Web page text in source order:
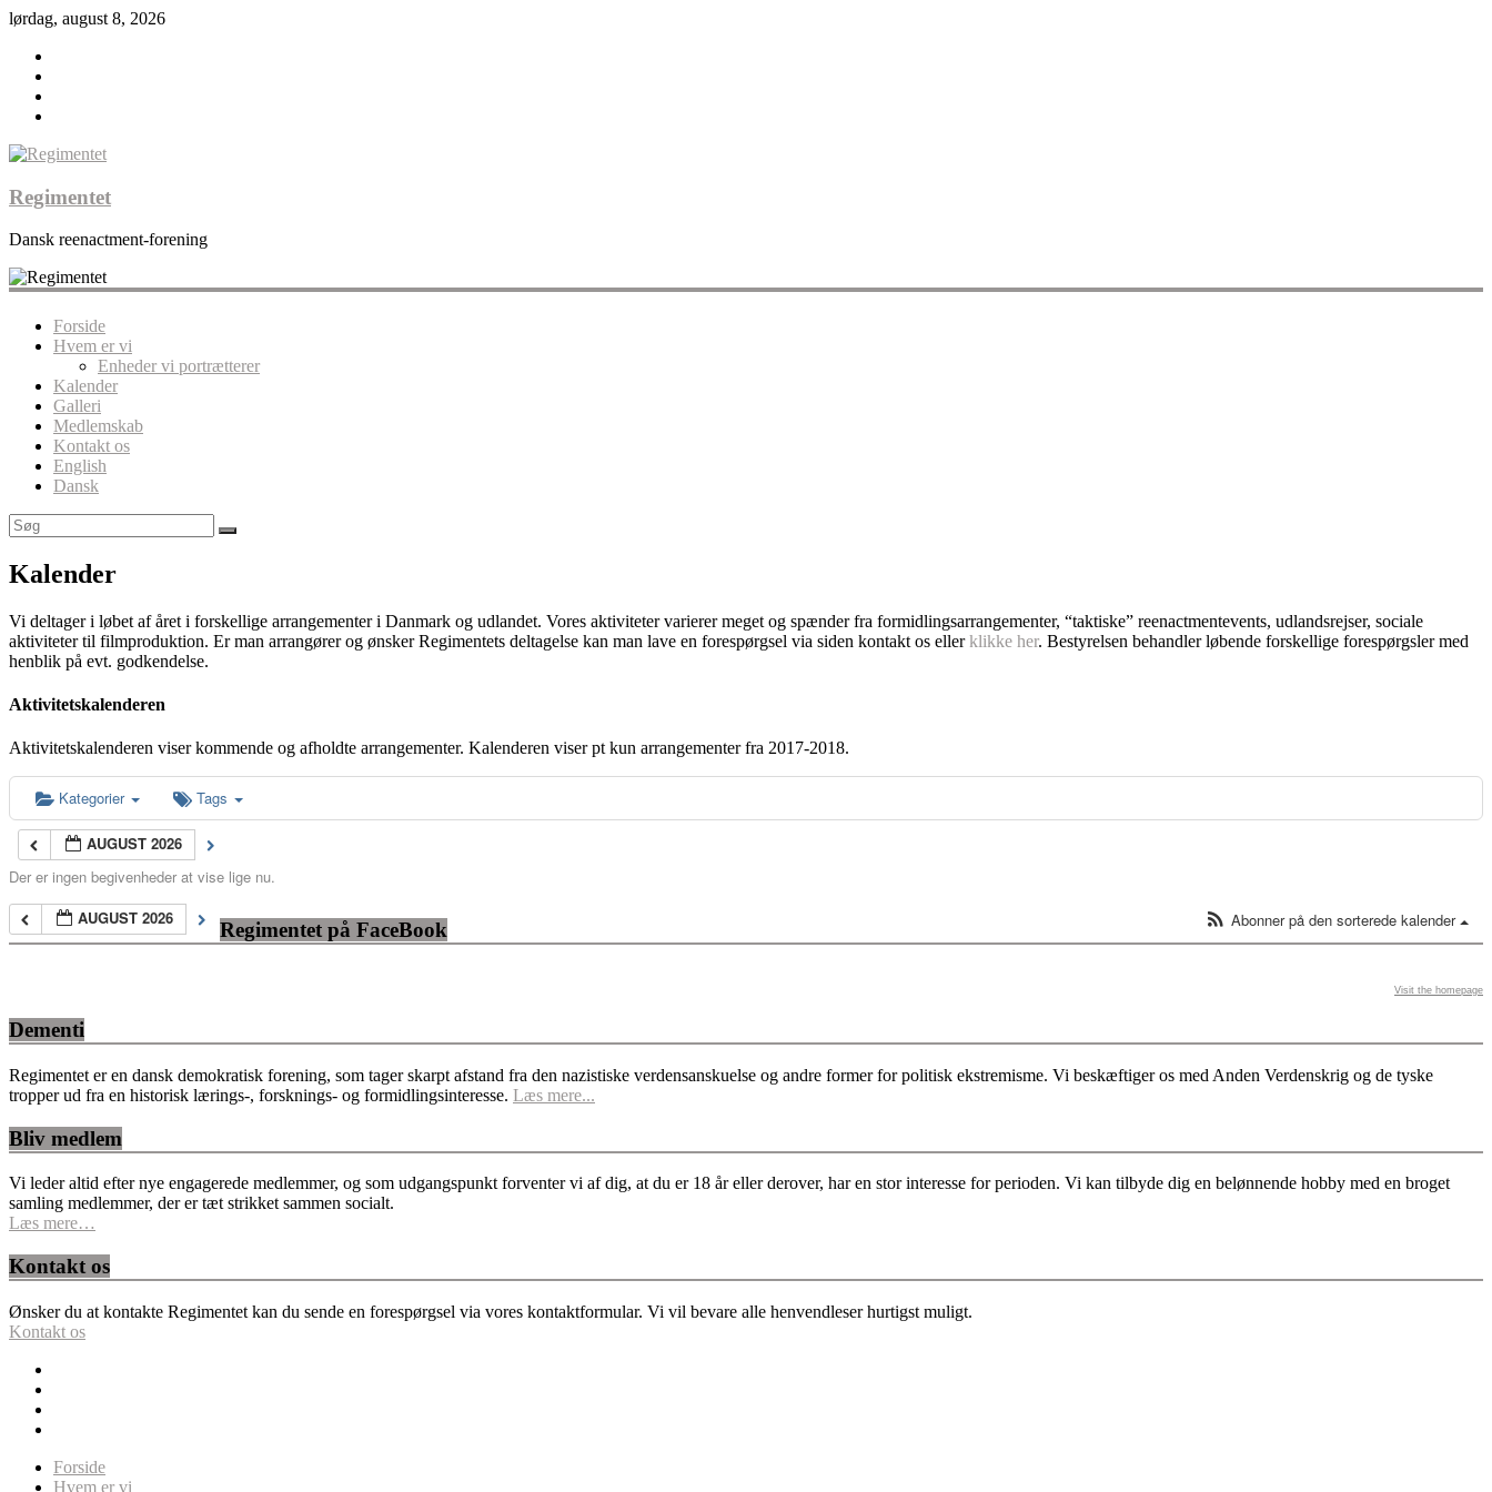
lørdag, august 8, 2026
Regimentet
Dansk reenactment-forening
Forside
Hvem er vi
Enheder vi portrætterer
Kalender
Galleri
Medlemskab
Kontakt os
English
Dansk
Kalender
Vi deltager i løbet af året i forskellige arrangementer i Danmark og udlandet. Vores aktiviteter varierer meget og spænder fra formidlingsarrangementer, “taktiske” reenactmentevents, udlandsrejser, sociale
aktiviteter til filmproduktion. Er man arrangører og ønsker Regimentets deltagelse kan man lave en forespørgsel via siden kontakt os ellerklikke her. Bestyrelsen behandler løbende forskellige forespørgsler med
henblik på evt. godkendelse.
Aktivitetskalenderen
Aktivitetskalenderen viser kommende og afholdte arrangementer. Kalenderen viser pt kun arrangementer fra 2017-2018.
Kategorier Tags
AUGUST 2026
Der er ingen begivenheder at vise lige nu.
AUGUST 2026
Abonner på den sorterede kalender
Regimentet på FaceBook
Visit the homepage
Dementi
Regimentet er en dansk demokratisk forening, som tager skarpt afstand fra den nazistiske verdensanskuelse og andre former for politisk ekstremisme. Vi beskæftiger os med Anden Verdenskrig og de tyske
tropper ud fra en historisk lærings-, forsknings- og formidlingsinteresse. Læs mere...
Bliv medlem
Vi leder altid efter nye engagerede medlemmer, og som udgangspunkt forventer vi af dig, at du er 18 år eller derover, har en stor interesse for perioden. Vi kan tilbyde dig en belønnende hobby med en broget
samling medlemmer, der er tæt strikket sammen socialt.
Læs mere…
Kontakt os
Ønsker du at kontakte Regimentet kan du sende en forespørgsel via vores kontaktformular. Vi vil bevare alle henvendleser hurtigst muligt.
Kontakt os
Forside
Hvem er vi